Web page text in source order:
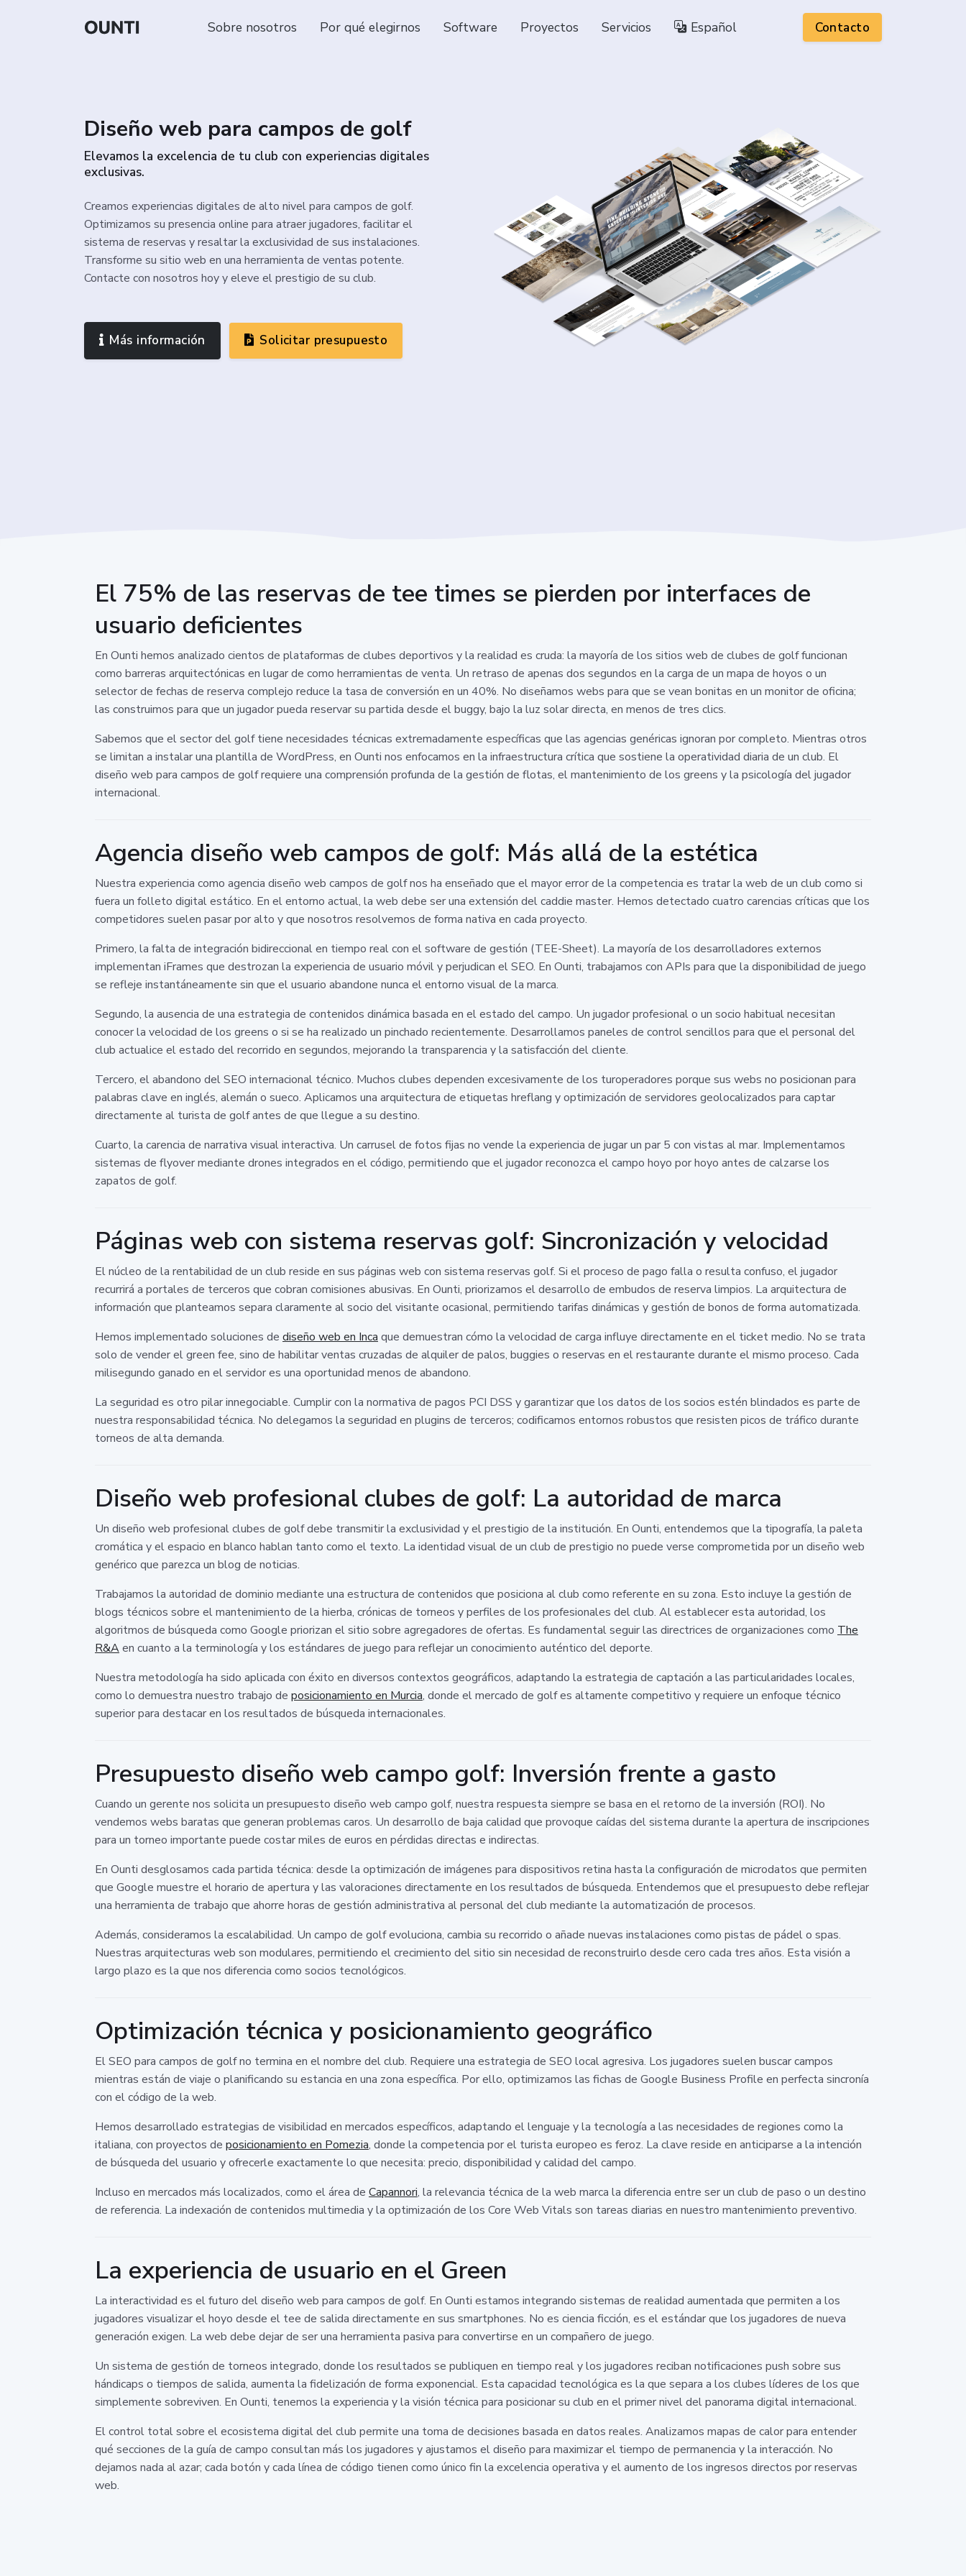
Sobre nosotros Por qué elegirnos Software Proyectos Servicios Español Contacto
Diseño web para campos de golf
Elevamos la excelencia de tu club con experiencias digitales
exclusivas.
Creamos experiencias digitales de alto nivel para campos de golf.
Optimizamos su presencia online para atraer jugadores, facilitar el
sistema de reservas y resaltar la exclusividad de sus instalaciones.
Transforme su sitio web en una herramienta de ventas potente.
Contacte con nosotros hoy y eleve el prestigio de su club.
Más información Solicitar presupuesto
El 75% de las reservas de tee times se pierden por interfaces de
usuario deficientes
En Ounti hemos analizado cientos de plataformas de clubes deportivos y la realidad es cruda: la mayoría de los sitios web de clubes de golf funcionan
como barreras arquitectónicas en lugar de como herramientas de venta. Un retraso de apenas dos segundos en la carga de un mapa de hoyos o un
selector de fechas de reserva complejo reduce la tasa de conversión en un 40%. No diseñamos webs para que se vean bonitas en un monitor de oficina;
las construimos para que un jugador pueda reservar su partida desde el buggy, bajo la luz solar directa, en menos de tres clics.
Sabemos que el sector del golf tiene necesidades técnicas extremadamente específicas que las agencias genéricas ignoran por completo. Mientras otros
se limitan a instalar una plantilla de WordPress, en Ounti nos enfocamos en la infraestructura crítica que sostiene la operatividad diaria de un club. El
diseño web para campos de golf requiere una comprensión profunda de la gestión de flotas, el mantenimiento de los greens y la psicología del jugador
internacional.
Agencia diseño web campos de golf: Más allá de la estética
Nuestra experiencia como agencia diseño web campos de golf nos ha enseñado que el mayor error de la competencia es tratar la web de un club como si
fuera un folleto digital estático. En el entorno actual, la web debe ser una extensión del caddie master. Hemos detectado cuatro carencias críticas que los
competidores suelen pasar por alto y que nosotros resolvemos de forma nativa en cada proyecto.
Primero, la falta de integración bidireccional en tiempo real con el software de gestión (TEE-Sheet). La mayoría de los desarrolladores externos
implementan iFrames que destrozan la experiencia de usuario móvil y perjudican el SEO. En Ounti, trabajamos con APIs para que la disponibilidad de juego
se refleje instantáneamente sin que el usuario abandone nunca el entorno visual de la marca.
Segundo, la ausencia de una estrategia de contenidos dinámica basada en el estado del campo. Un jugador profesional o un socio habitual necesitan
conocer la velocidad de los greens o si se ha realizado un pinchado recientemente. Desarrollamos paneles de control sencillos para que el personal del
club actualice el estado del recorrido en segundos, mejorando la transparencia y la satisfacción del cliente.
Tercero, el abandono del SEO internacional técnico. Muchos clubes dependen excesivamente de los turoperadores porque sus webs no posicionan para
palabras clave en inglés, alemán o sueco. Aplicamos una arquitectura de etiquetas hreflang y optimización de servidores geolocalizados para captar
directamente al turista de golf antes de que llegue a su destino.
Cuarto, la carencia de narrativa visual interactiva. Un carrusel de fotos fijas no vende la experiencia de jugar un par 5 con vistas al mar. Implementamos
sistemas de flyover mediante drones integrados en el código, permitiendo que el jugador reconozca el campo hoyo por hoyo antes de calzarse los
zapatos de golf.
Páginas web con sistema reservas golf: Sincronización y velocidad
El núcleo de la rentabilidad de un club reside en sus páginas web con sistema reservas golf. Si el proceso de pago falla o resulta confuso, el jugador
recurrirá a portales de terceros que cobran comisiones abusivas. En Ounti, priorizamos el desarrollo de embudos de reserva limpios. La arquitectura de
información que planteamos separa claramente al socio del visitante ocasional, permitiendo tarifas dinámicas y gestión de bonos de forma automatizada.
Hemos implementado soluciones de diseño web en Inca que demuestran cómo la velocidad de carga influye directamente en el ticket medio. No se trata
solo de vender el green fee, sino de habilitar ventas cruzadas de alquiler de palos, buggies o reservas en el restaurante durante el mismo proceso. Cada
milisegundo ganado en el servidor es una oportunidad menos de abandono.
La seguridad es otro pilar innegociable. Cumplir con la normativa de pagos PCI DSS y garantizar que los datos de los socios estén blindados es parte de
nuestra responsabilidad técnica. No delegamos la seguridad en plugins de terceros; codificamos entornos robustos que resisten picos de tráfico durante
torneos de alta demanda.
Diseño web profesional clubes de golf: La autoridad de marca
Un diseño web profesional clubes de golf debe transmitir la exclusividad y el prestigio de la institución. En Ounti, entendemos que la tipografía, la paleta
cromática y el espacio en blanco hablan tanto como el texto. La identidad visual de un club de prestigio no puede verse comprometida por un diseño web
genérico que parezca un blog de noticias.
Trabajamos la autoridad de dominio mediante una estructura de contenidos que posiciona al club como referente en su zona. Esto incluye la gestión de
blogs técnicos sobre el mantenimiento de la hierba, crónicas de torneos y perfiles de los profesionales del club. Al establecer esta autoridad, los
algoritmos de búsqueda como Google priorizan el sitio sobre agregadores de ofertas. Es fundamental seguir las directrices de organizaciones como The
R&Aen cuanto a la terminología y los estándares de juego para reflejar un conocimiento auténtico del deporte.
Nuestra metodología ha sido aplicada con éxito en diversos contextos geográficos, adaptando la estrategia de captación a las particularidades locales,
como lo demuestra nuestro trabajo de posicionamiento en Murcia, donde el mercado de golf es altamente competitivo y requiere un enfoque técnico
superior para destacar en los resultados de búsqueda internacionales.
Presupuesto diseño web campo golf: Inversión frente a gasto
Cuando un gerente nos solicita un presupuesto diseño web campo golf, nuestra respuesta siempre se basa en el retorno de la inversión (ROI). No
vendemos webs baratas que generan problemas caros. Un desarrollo de baja calidad que provoque caídas del sistema durante la apertura de inscripciones
para un torneo importante puede costar miles de euros en pérdidas directas e indirectas.
En Ounti desglosamos cada partida técnica: desde la optimización de imágenes para dispositivos retina hasta la configuración de microdatos que permiten
que Google muestre el horario de apertura y las valoraciones directamente en los resultados de búsqueda. Entendemos que el presupuesto debe reflejar
una herramienta de trabajo que ahorre horas de gestión administrativa al personal del club mediante la automatización de procesos.
Además, consideramos la escalabilidad. Un campo de golf evoluciona, cambia su recorrido o añade nuevas instalaciones como pistas de pádel o spas.
Nuestras arquitecturas web son modulares, permitiendo el crecimiento del sitio sin necesidad de reconstruirlo desde cero cada tres años. Esta visión a
largo plazo es la que nos diferencia como socios tecnológicos.
Optimización técnica y posicionamiento geográfico
El SEO para campos de golf no termina en el nombre del club. Requiere una estrategia de SEO local agresiva. Los jugadores suelen buscar campos
mientras están de viaje o planificando su estancia en una zona específica. Por ello, optimizamos las fichas de Google Business Profile en perfecta sincronía
con el código de la web.
Hemos desarrollado estrategias de visibilidad en mercados específicos, adaptando el lenguaje y la tecnología a las necesidades de regiones como la
italiana, con proyectos de posicionamiento en Pomezia, donde la competencia por el turista europeo es feroz. La clave reside en anticiparse a la intención
de búsqueda del usuario y ofrecerle exactamente lo que necesita: precio, disponibilidad y calidad del campo.
Incluso en mercados más localizados, como el área de Capannori, la relevancia técnica de la web marca la diferencia entre ser un club de paso o un destino
de referencia. La indexación de contenidos multimedia y la optimización de los Core Web Vitals son tareas diarias en nuestro mantenimiento preventivo.
La experiencia de usuario en el Green
La interactividad es el futuro del diseño web para campos de golf. En Ounti estamos integrando sistemas de realidad aumentada que permiten a los
jugadores visualizar el hoyo desde el tee de salida directamente en sus smartphones. No es ciencia ficción, es el estándar que los jugadores de nueva
generación exigen. La web debe dejar de ser una herramienta pasiva para convertirse en un compañero de juego.
Un sistema de gestión de torneos integrado, donde los resultados se publiquen en tiempo real y los jugadores reciban notificaciones push sobre sus
hándicaps o tiempos de salida, aumenta la fidelización de forma exponencial. Esta capacidad tecnológica es la que separa a los clubes líderes de los que
simplemente sobreviven. En Ounti, tenemos la experiencia y la visión técnica para posicionar su club en el primer nivel del panorama digital internacional.
El control total sobre el ecosistema digital del club permite una toma de decisiones basada en datos reales. Analizamos mapas de calor para entender
qué secciones de la guía de campo consultan más los jugadores y ajustamos el diseño para maximizar el tiempo de permanencia y la interacción. No
dejamos nada al azar; cada botón y cada línea de código tienen como único fin la excelencia operativa y el aumento de los ingresos directos por reservas
web.